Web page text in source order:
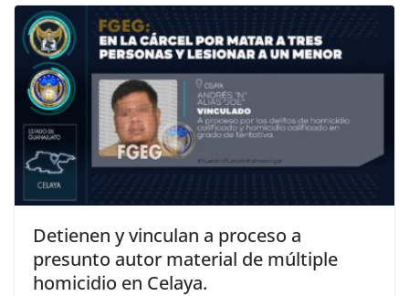
Detienen y vinculan a proceso a
presunto autor material de múltiple
homicidio en Celaya.